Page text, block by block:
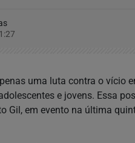
uma luta contra o vício
e jovens. Essa
Gil, em evento na última